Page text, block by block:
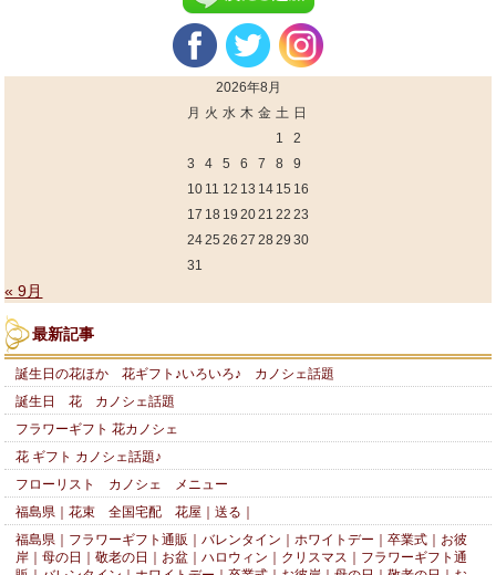
2026年8月
月 火 水 木 金 土 日
1
2
3
4 5 6 7 8
9
10 11 12 13 14 15 16
17 18 19 2021 22 23
2425 26 27 28 29 30
31
« 9月
最新記事
誕生日の花ほか 花ギフト♪いろいろ♪ カノシェ話題
誕生日 花 カノシェ話題
フラワーギフト 花カノシェ
花 ギフト カノシェ話題♪
フローリスト カノシェ メニュー
福島県｜花束 全国宅配 花屋｜送る｜
福島県｜フラワーギフト通販｜バレンタイン｜ホワイトデー｜卒業式｜お彼
岸｜母の日｜敬老の日｜お盆｜ハロウィン｜クリスマス｜フラワーギフト通